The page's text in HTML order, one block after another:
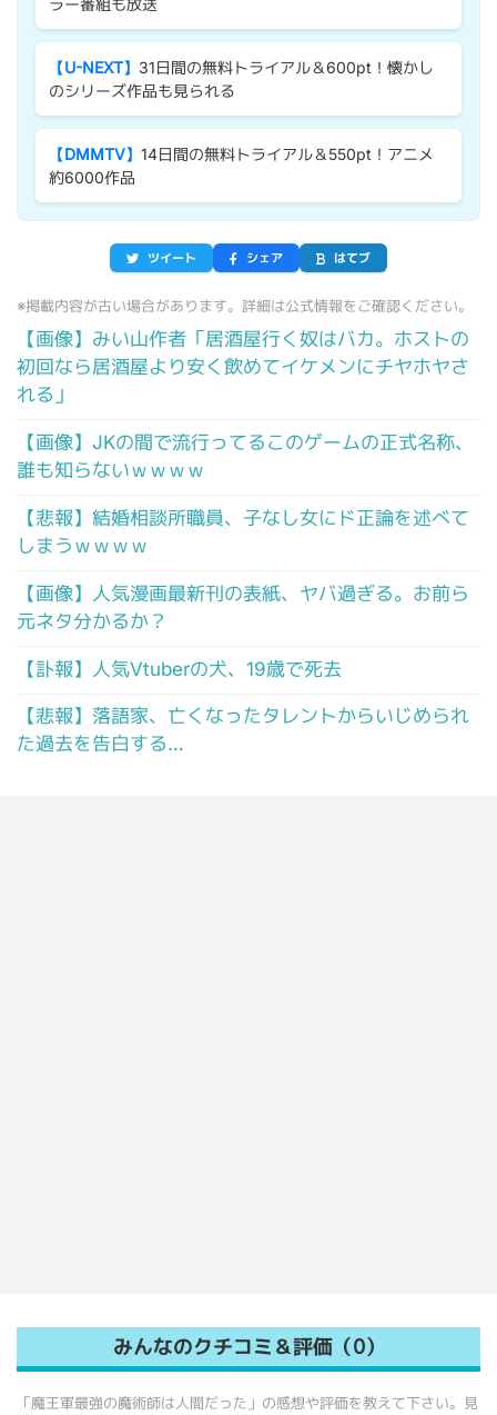
ラー番組も放送
【U-NEXT】 31日間の無料トライアル＆600pt！懐かし
のシリーズ作品も見られる
【DMMTV】 14日間の無料トライアル＆550pt！アニメ
約6000作品
ツイート シェア はてブ
※掲載内容が古い場合があります。詳細は公式情報をご確認ください。
【画像】みい山作者「居酒屋行く奴はバカ。ホストの
初回なら居酒屋より安く飲めてイケメンにチヤホヤさ
れる」
【画像】JKの間で流行ってるこのゲームの正式名称、
誰も知らないｗｗｗｗ
【悲報】結婚相談所職員、子なし女にド正論を述べて
しまうｗｗｗｗ
【画像】人気漫画最新刊の表紙、ヤバ過ぎる。お前ら
元ネタ分かるか？
【訃報】人気Vtuberの犬、19歳で死去
【悲報】落語家、亡くなったタレントからいじめられ
た過去を告白する…
みんなのクチコミ＆評価（0）
「魔王軍最強の魔術師は人間だった」の感想や評価を教えて下さい。見